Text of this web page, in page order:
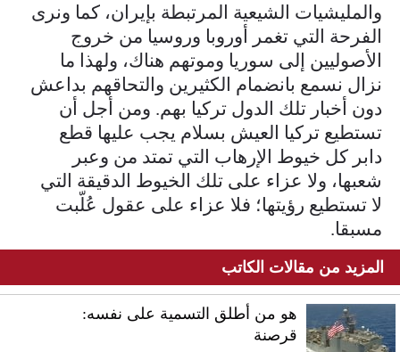
والمليشيات الشيعية المرتبطة بإيران، كما ونرى
الفرحة التي تغمر أوروبا وروسيا من خروج
الأصوليين إلى سوريا وموتهم هناك، ولهذا ما
نزال نسمع بانضمام الكثيرين والتحاقهم بداعش
دون أخبار تلك الدول تركيا بهم. ومن أجل أن
تستطيع تركيا العيش بسلام يجب عليها قطع
دابر كل خيوط الإرهاب التي تمتد من وعبر
شعبها، ولا عزاء على تلك الخيوط الدقيقة التي
لا تستطيع رؤيتها؛ فلا عزاء على عقول عُلّبت
مسبقا.
المزيد من مقالات الكاتب
هو من أطلق التسمية على نفسه:
قرصنة